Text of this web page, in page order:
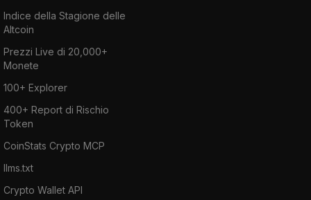
Indice della Stagione delle
Altcoin
Prezzi Live di 20,000+
Monete
100+ Explorer
400+ Report di Rischio
Token
CoinStats Crypto MCP
llms.txt
Crypto Wallet API